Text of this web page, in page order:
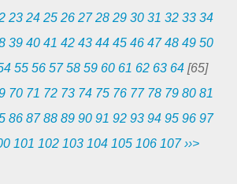
23 24 25 26 27 28 29 30 31 32 33 34
39 40 41 42 43 44 45 46 47 48 49 50
55 56 57 58 59 60 61 62 63 64 [65]
70 71 72 73 74 75 76 77 78 79 80 81
86 87 88 89 90 91 92 93 94 95 96 97
101 102 103 104 105 106 107 ››>